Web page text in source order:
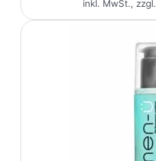
inkl. MwSt., zzgl.